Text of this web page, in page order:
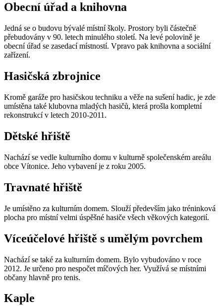
Obecní úřad a knihovna
Jedná se o budovu bývalé místní školy. Prostory byli částečně
přebudovány v 90. letech minulého století. Na levé polovině je
obecní úřad se zasedací místností. Vpravo pak knihovna a sociální
zařízení.
Hasičská zbrojnice
Kromě garáže pro hasičskou techniku a věže na sušení hadic, je zde
umístěna také klubovna mladých hasičů, která prošla kompletní
rekonstrukcí v letech 2010-2011.
Dětské hřiště
Nachází se vedle kulturního domu v kulturně společenském areálu
obce Vítonice. Jeho vybavení je z roku 2005.
Travnaté hřiště
Je umístěno za kulturním domem. Slouží především jako tréninková
plocha pro místní velmi úspěšné hasiče všech věkových kategorií.
Víceúčelové hřiště s umělým povrchem
Nachází se také za kulturním domem. Bylo vybudováno v roce
2012. Je určeno pro nespočet míčových her. Využívá se místními
občany hlavně pro tenis.
Kaple